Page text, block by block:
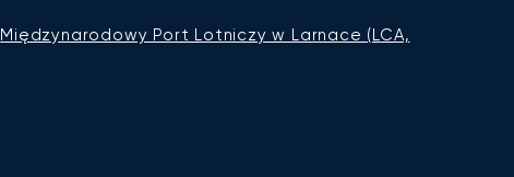
Międzynarodowy Port Lotniczy w Larnace (LCA,